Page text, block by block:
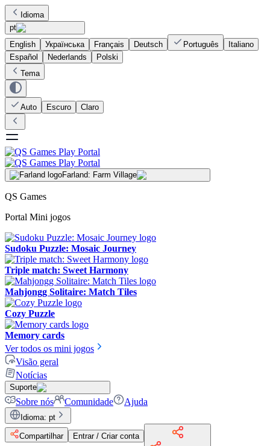
Idioma
pt
English
Українська Français Deutsch Português
Italiano
Español
Nederlands
Polski
Tema
Auto Escuro Claro
Farland: Farm Village
QS Games
Portal Mini jogos
Sudoku Puzzle: Mosaic Journey
Triple match: Sweet Harmony
Mahjongg Solitaire: Match Tiles
Cozy Puzzle
Memory cards
Ver todos os mini jogos
Visão geral
Notícias
Suporte
Sobre nós Comunidade Ajuda
Idioma: pt
Compartilhar
Entrar / Criar conta